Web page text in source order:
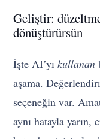
Geliştir:
dönüştürürsün
İşte AI’yıkullanan
aşama.
seçeneğin var.
aynı hatayla yarın,